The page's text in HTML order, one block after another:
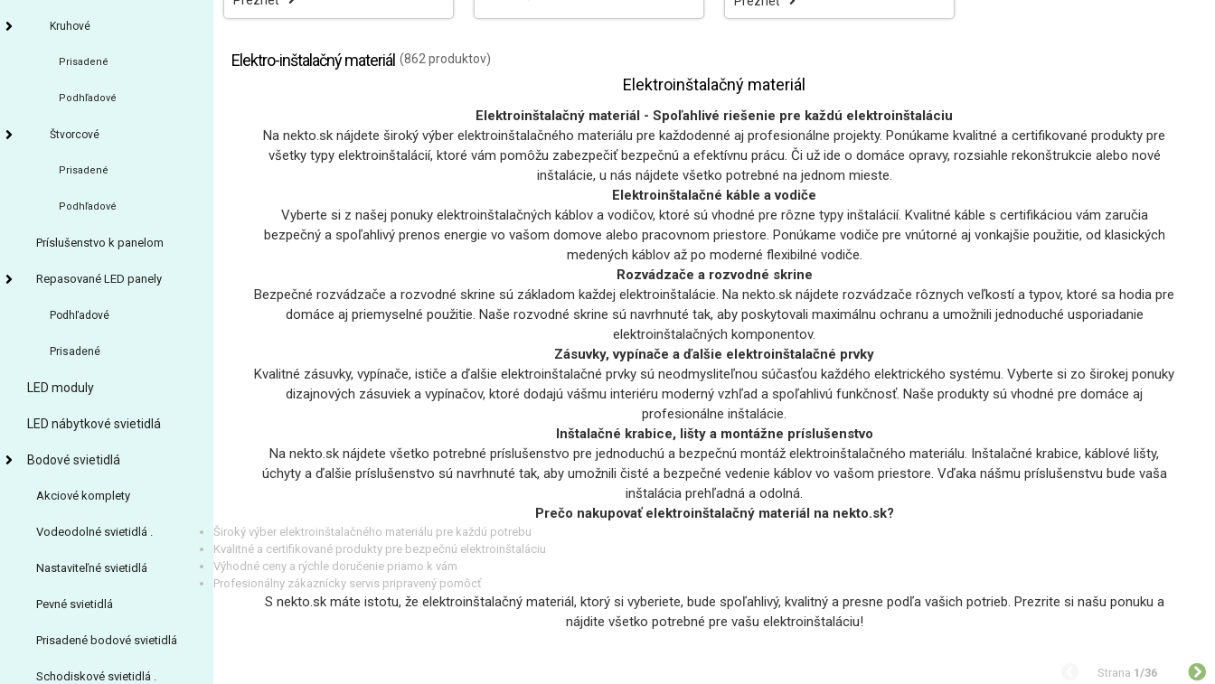
Kruhové
Prisadené
Podhľadové
Štvorcové
Prisadené
Podhľadové
Príslušenstvo k panelom
Repasované LED panely
Podhľadové
Prisadené
LED moduly
LED nábytkové svietidlá
Bodové svietidlá
Akciové komplety
Vodeodolné svietidlá .
Nastaviteľné svietidlá
Pevné svietidlá
Prisadené bodové svietidlá
Schodiskové svietidlá .
Elektro-inštalačný materiál (862 produktov)
Elektroinštalačný materiál
Elektroinštalačný materiál - Spoľahlivé riešenie pre každú elektroinštaláciu
Na nekto.sk nájdete široký výber elektroinštalačného materiálu pre každodenné aj profesionálne projekty. Ponúkame kvalitné a certifikované produkty pre
všetky typy elektroinštalácií, ktoré vám pomôžu zabezpečiť bezpečnú a efektívnu prácu. Či už ide o domáce opravy, rozsiahle rekonštrukcie alebo nové
inštalácie, u nás nájdete všetko potrebné na jednom mieste.
Elektroinštalačné káble a vodiče
Vyberte si z našej ponuky elektroinštalačných káblov a vodičov, ktoré sú vhodné pre rôzne typy inštalácií. Kvalitné káble s certifikáciou vám zaručia
bezpečný a spoľahlivý prenos energie vo vašom domove alebo pracovnom priestore. Ponúkame vodiče pre vnútorné aj vonkajšie použitie, od klasických
medených káblov až po moderné flexibilné vodiče.
Rozvádzače a rozvodné skrine
Bezpečné rozvádzače a rozvodné skrine sú základom každej elektroinštalácie. Na nekto.sk nájdete rozvádzače rôznych veľkostí a typov, ktoré sa hodia pre
domáce aj priemyselné použitie. Naše rozvodné skrine sú navrhnuté tak, aby poskytovali maximálnu ochranu a umožnili jednoduché usporiadanie
elektroinštalačných komponentov.
Zásuvky, vypínače a ďalšie elektroinštalačné prvky
Kvalitné zásuvky, vypínače, ističe a ďalšie elektroinštalačné prvky sú neodmysliteľnou súčasťou každého elektrického systému. Vyberte si zo širokej ponuky
dizajnových zásuviek a vypínačov, ktoré dodajú vášmu interiéru moderný vzhľad a spoľahlivú funkčnosť. Naše produkty sú vhodné pre domáce aj
profesionálne inštalácie.
Inštalačné krabice, lišty a montážne príslušenstvo
Na nekto.sk nájdete všetko potrebné príslušenstvo pre jednoduchú a bezpečnú montáž elektroinštalačného materiálu. Inštalačné krabice, káblové lišty,
úchyty a ďalšie príslušenstvo sú navrhnuté tak, aby umožnili čisté a bezpečné vedenie káblov vo vašom priestore. Vďaka nášmu príslušenstvu bude vaša
inštalácia prehľadná a odolná.
Prečo nakupovať elektroinštalačný materiál na nekto.sk?
Široký výber elektroinštalačného materiálu pre každú potrebu
Kvalitné a certifikované produkty pre bezpečnú elektroinštaláciu
Výhodné ceny a rýchle doručenie priamo k vám
Profesionálny zákaznícky servis pripravený pomôcť
S nekto.sk máte istotu, že elektroinštalačný materiál, ktorý si vyberiete, bude spoľahlivý, kvalitný a presne podľa vašich potrieb. Prezrite si našu ponuku a
nájdite všetko potrebné pre vašu elektroinštaláciu!
Strana 1/36